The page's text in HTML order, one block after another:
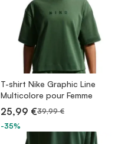
T-shirt Nike Graphic Line
Multicolore pour Femme
25,99 €39,99 €
-35%